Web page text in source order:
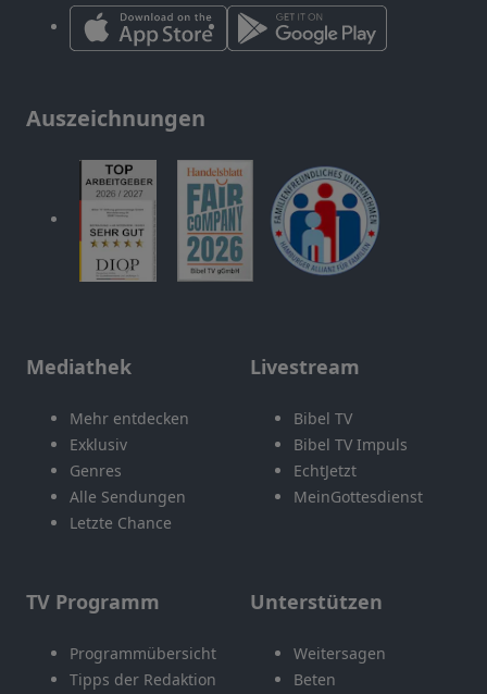
Auszeichnungen
Mediathek
Mehr entdecken
Exklusiv
Genres
Alle Sendungen
Letzte Chance
Livestream
Bibel TV
Bibel TV Impuls
EchtJetzt
MeinGottesdienst
TV Programm
Programmübersicht
Tipps der Redaktion
Unterstützen
Weitersagen
Beten